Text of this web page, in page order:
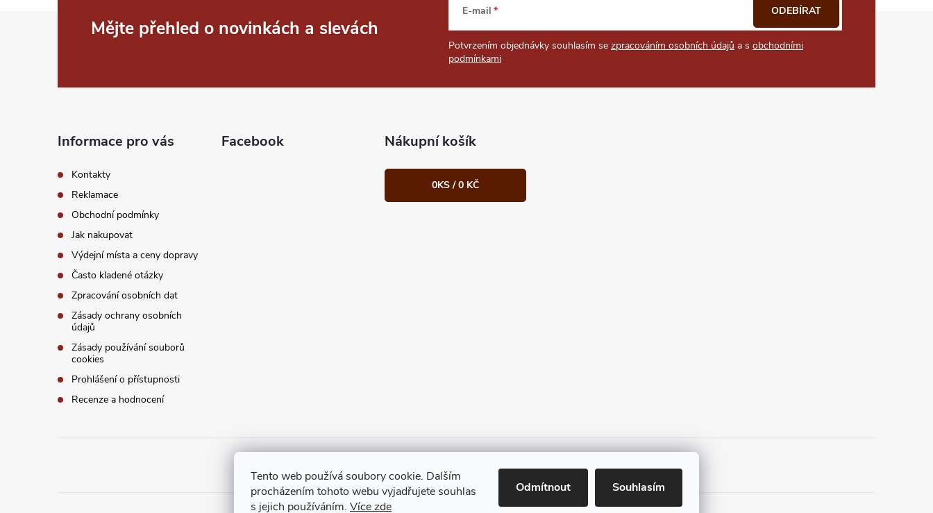
Tento web používá soubory cookie. Dalším
procházením tohoto webu vyjadřujete souhlas
s jejich používáním. Více zde
Odmítnout Souhlasím
Mějte přehled o novinkách a slevách
E-mail
Potvrzením objednávky souhlasím se zpracováním osobních údajů a s obchodními
podmínkami
ODEBÍRAT
Informace pro vás
Kontakty
Reklamace
Obchodní podmínky
Jak nakupovat
Výdejní místa a ceny dopravy
Často kladené otázky
Zpracování osobních dat
Zásady ochrany osobních
údajů
Zásady používání souborů
cookies
Prohlášení o přístupnosti
Recenze a hodnocení
Facebook Nákupní košík
0KS /0 KČ